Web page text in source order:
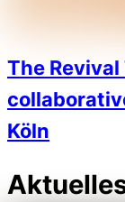
The
Köln